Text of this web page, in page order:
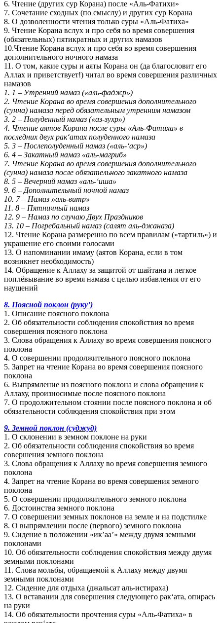
6. Чтение (других сур Корана) после «Аль-Фатихи»
7. Сочетание сходных (по смыслу) и других сур Корана
8. О дозволенности чтения только суры «Аль-Фатиха»
9. Чтение Корана вслух и про себя во время совершения
(обязательных) пятикратных и других намазов
10.Чтение Корана вслух и про себя во время совершения
дополнительного ночного намаза
11. О том, какие суры и аяты Корана он (да благословит его
Аллах и приветствует!) читал во время совершения различных
намазов
1. 1 – Утренний намаз («аль-фаджр»)
2. Чтение Корана во время совершения дополнительного
(сунна) намаза перед обязательным утренним намазом
3. 2 – Полуденный намаз («аз-зухр»)
4. Чтение аятов Корана после суры «Аль-Фатиха» в
последних двух рак‘атах полуденного намаза
5. 3 – Послеполуденный намаз («аль-‘аср»)
6. 4 – Закатный намаз «аль-магриб»
7. Чтение Корана во время совершения дополнительного
(сунна) намаза после обязательного закатного намаза
8. 5 – Вечерний намаз «аль-‘иша»
9. 6 – Дополнительный ночной намаз
10. 7 – Намаз »аль-витр»
11. 8 – Пятничный намаз
12. 9 – Намаз по случаю Двух Праздников
13. 10 – Погребальный намаз (салят аль-джаназа)
12. Чтение Корана размеренно по всем правилам (»тартиль») и
украшение его своими голосами
13. О напоминании имаму (аятов Корана, если в том
возникнет необходимость)
14. Обращение к Аллаху за защитой от шайтана и легкое
поплёвывание во время намаза с целью избавления от его
наущений
8. Поясной поклон (руку’)
1. Описание поясного поклона
2. Об обязательности соблюдения спокойствия во время
совершения поясного поклона
3. Слова обращения к Аллаху во время совершения поясного
поклона
4. О совершении продолжительного поясного поклона
5. Запрет на чтение Корана во время совершения поясного
поклона
6. Выпрямление из поясного поклона и слова обращения к
Аллаху, произносимые после поясного поклона
7. О продолжительном стоянии после поясного поклона и об
обязательности соблюдения спокойствия при этом
9. Земной поклон (суджуд)
1. О склонении в земном поклоне на руки
2. Об обязательности соблюдения спокойствия во время
совершения земного поклона
3. Слова обращения к Аллаху во время совершения земного
поклона
4. Запрет на чтение Корана во время совершения земного
поклона
5. О совершении продолжительного земного поклона
6. Достоинства земного поклона
7. О совершении земных поклонов на земле и на подстилке
8. О выпрямлении после (первого) земного поклона
9. Сидение в положении »ик’аа’» между двумя земными
поклонами
10. Об обязательности соблюдения спокойствия между двумя
земными поклонами
11. Слова мольбы, обращаемой к Аллаху между двумя
земными поклонами
12. Сидение для отдыха (джальсат аль-истираха)
13. О вставании для совершения следующего рак‘ата, опирась
на руки
14. Об обязательности прочтения суры «Аль-Фатиха» в